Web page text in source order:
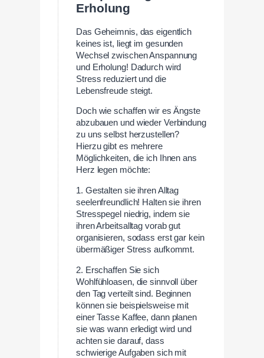
Erholung
Das Geheimnis, das eigentlich
keines ist, liegt im gesunden
Wechsel zwischen Anspannung
und Erholung! Dadurch wird
Stress reduziert und die
Lebensfreude steigt.
Doch wie schaffen wir es Ängste
abzubauen und wieder Verbindung
zu uns selbst herzustellen?
Hierzu gibt es mehrere
Möglichkeiten, die ich Ihnen ans
Herz legen möchte:
1. Gestalten sie ihren Alltag
seelenfreundlich! Halten sie ihren
Stresspegel niedrig, indem sie
ihren Arbeitsalltag vorab gut
organisieren, sodass erst gar kein
übermäßiger Stress aufkommt.
2. Erschaffen Sie sich
Wohlfühloasen, die sinnvoll über
den Tag verteilt sind. Beginnen
können sie beispielsweise mit
einer Tasse Kaffee, dann planen
sie was wann erledigt wird und
achten sie darauf, dass
schwierige Aufgaben sich mit